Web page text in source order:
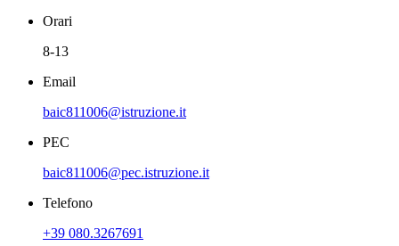
Orari
8-13
Email
baic811006@istruzione.it
PEC
baic811006@pec.istruzione.it
Telefono
+39 080.3267691